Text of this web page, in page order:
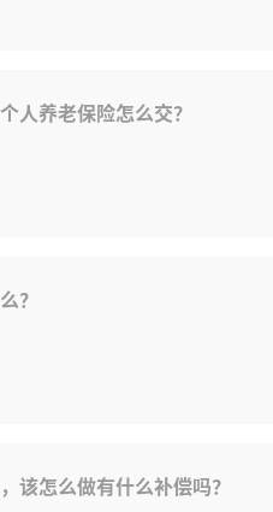
人养老保险怎么交？
？
该怎么做有什么补偿吗？